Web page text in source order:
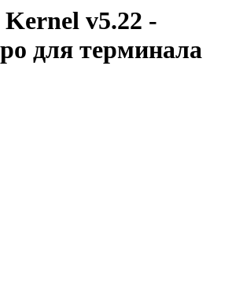
v5.22 -
для терминала